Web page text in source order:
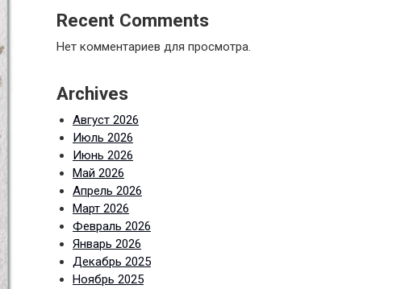
Recent Comments
Нет комментариев для просмотра.
Archives
Август 2026
Июль 2026
Июнь 2026
Май 2026
Апрель 2026
Март 2026
Февраль 2026
Январь 2026
Декабрь 2025
Ноябрь 2025